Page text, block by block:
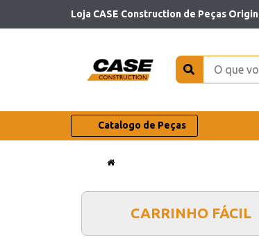
Loja CASE Construction de Peças
Catalogo de Peças
CARRINHO FÁCIL